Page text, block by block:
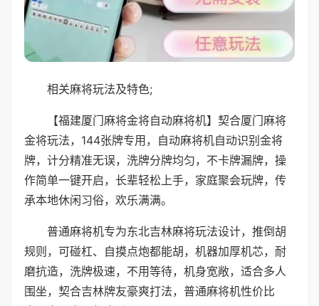
相关麻将玩法及特色;
【福建厦门麻将金将自动麻将机】契合厦门麻将
金将玩法，144张牌专用，自动麻将机自动识别金将
牌，计分精准无误，洗牌分牌均匀，不卡牌漏牌，操
作简单一键开启，长辈轻松上手，家庭聚会玩牌，传
承本地休闲习俗，欢乐满满。
普通麻将机专为东北吉林麻将玩法设计，推倒胡
规则，可碰杠、自摸点炮都能胡，机器加厚机芯，耐
磨抗造，洗牌极速，不用等待，机身宽敞，适合多人
围坐，契合吉林牌友豪爽打法，普通麻将机性价比